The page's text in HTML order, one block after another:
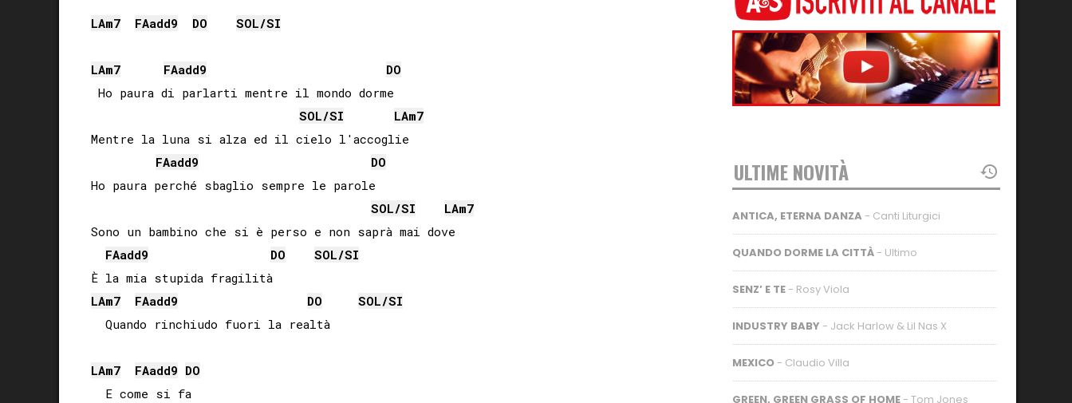
LAm7 FAadd9 DO SOL/SI
LAm7 FAadd9
DO
Ho paura di parlarti mentre il mondo dorme
SOL/SI LAm7
Mentre la luna si alza ed il cielo l'accoglie
FAadd9
DO
Ho paura perché sbaglio sempre le parole
SOL/SI LAm7
Sono un bambino che si è perso e non saprà mai dove
FAadd9 DO SOL/SI
LAm7 FAadd9 DO SOL/SI
  Quando rinchiudo fuori la realtà
LAm7 FAadd9 DO
  E come si fa
ULTIME NOVITÀ
ANTICA, ETERNA DANZA - Canti Liturgici
QUANDO DORME LA CITTÀ - Ultimo
SENZ’ E TE - Rosy Viola
INDUSTRY BABY - Jack Harlow & Lil Nas X
MEXICO - Claudio Villa
GREEN, GREEN GRASS OF HOME - Tom Jones